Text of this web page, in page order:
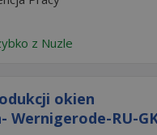
z Nuzle
okien
Wernigerode-RU-